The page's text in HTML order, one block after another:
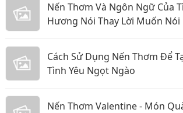
Nến Thơm Và Ngôn Ngữ Của
Hương Nói Thay Lời Muốn Nói
Cách Sử Dụng Nến Thơm Để
Tình Yêu Ngọt Ngào
Nến Thơm Valentine - Món